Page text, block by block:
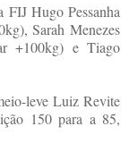
Hugo Pessanha
Sarah Menezes
+100kg) e Tiago
leve Luiz Revite
150 para a 85,